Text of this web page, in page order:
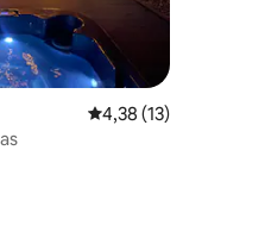
5, 144 Bewertungen
Durchschnittliche
4,38 (13)